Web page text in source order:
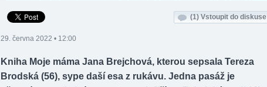
(1) Vstoupit do diskuse
29. června 2022 • 12:00
Kniha Moje máma Jana Brejchová, kterou sepsala Tereza
Brodská (56), sype daší esa z rukávu. Jedna pasáž je